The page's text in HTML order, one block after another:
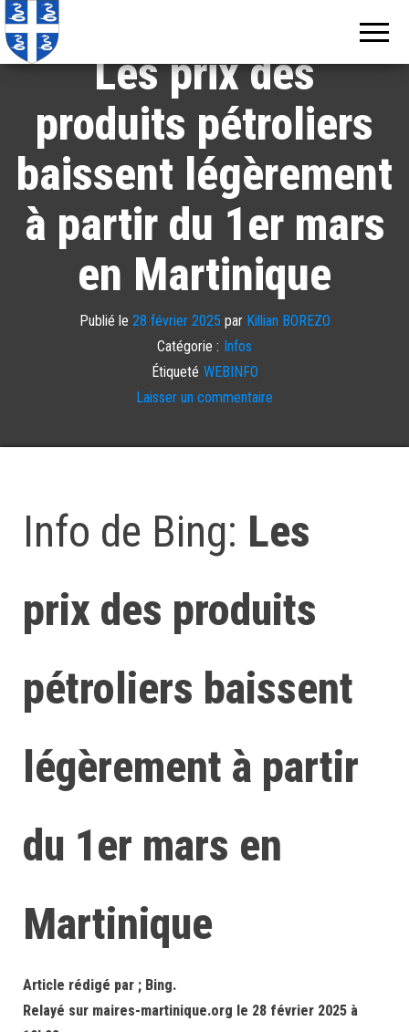
Les prix des
produits pétroliers
baissent légèrement
à partir du 1er mars
en Martinique
Publié le 28 février 2025 par Killian BOREZO
Catégorie : Infos
Étiqueté WEBINFO
Laisser un commentaire
Info de Bing: Les
prix des produits
pétroliers baissent
légèrement à partir
du 1er mars en
Martinique
Article rédigé par ; Bing.
Relayé sur maires-martinique.org le 28 février 2025 à